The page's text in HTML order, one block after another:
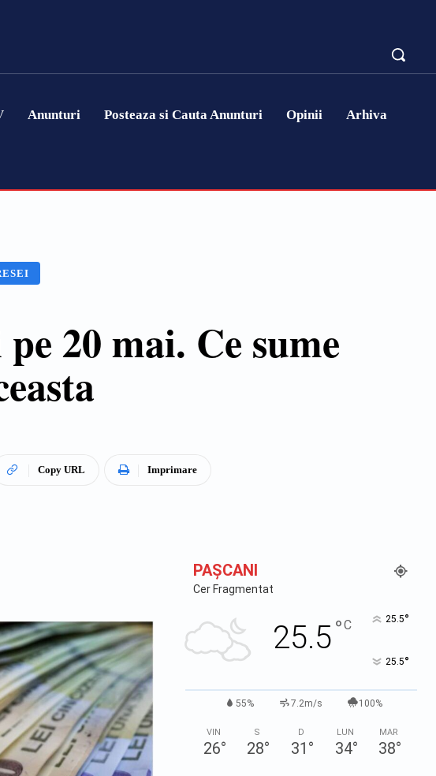
Anunturi Posteaza si Cauta Anunturi Opinii Arhiva
20 mai. Ce sume
Copy URL Imprimare
PAŞCANI
Cer Fragmentat
25.5°C 25.5°
25.5°
55% 7.2m/s 100%
VIN
26°
S
28°
D
31 °
LUN
34°
MAR
38°